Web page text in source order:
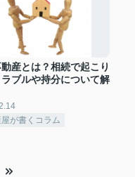
産とは？相続で起こり
ラブルや持分について解
が書くコラム